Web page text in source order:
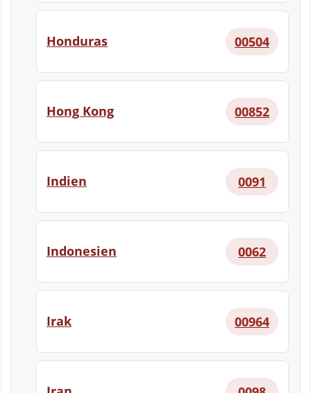
Honduras 00504
Hong Kong 00852
Indien 0091
Indonesien 0062
Irak 00964